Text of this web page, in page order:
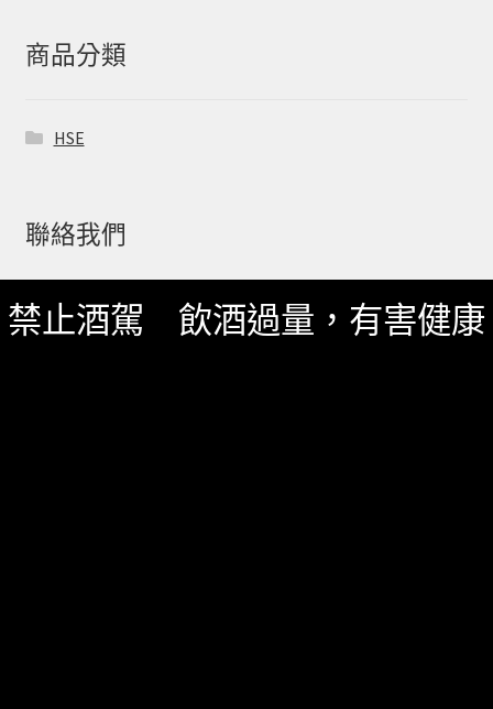
字:
商品分類
HSE
聯絡我們
一飲 Facebook
禁止酒駕 飲酒過量，有害健康